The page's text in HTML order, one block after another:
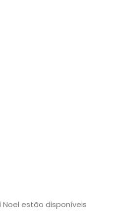
estão disponíveis